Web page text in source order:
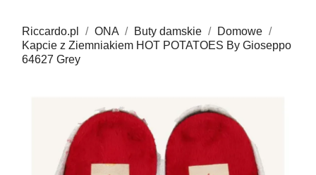
Riccardo.pl ONA Buty damskie
Domowe
Kapcie z Ziemniakiem HOT POTATOES By Gioseppo
64627 Grey